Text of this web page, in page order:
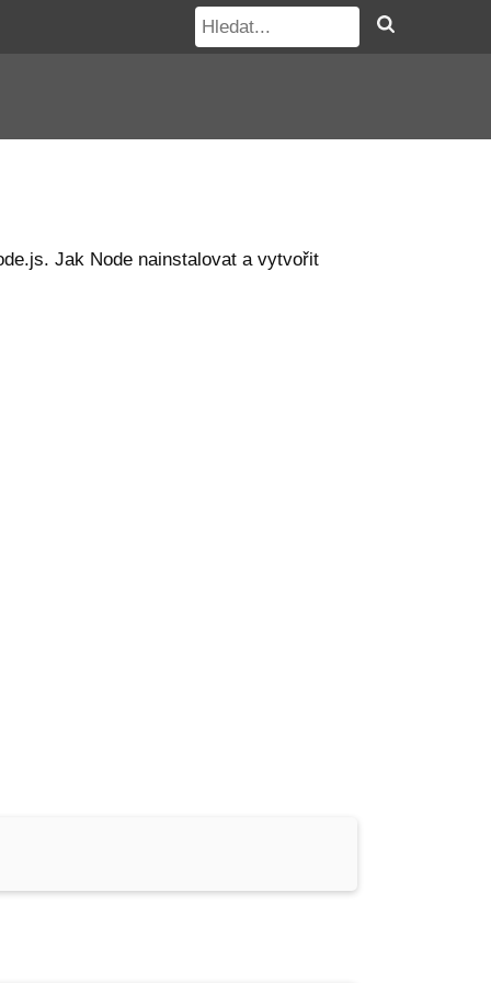
Jak Node nainstalovat a vytvořit